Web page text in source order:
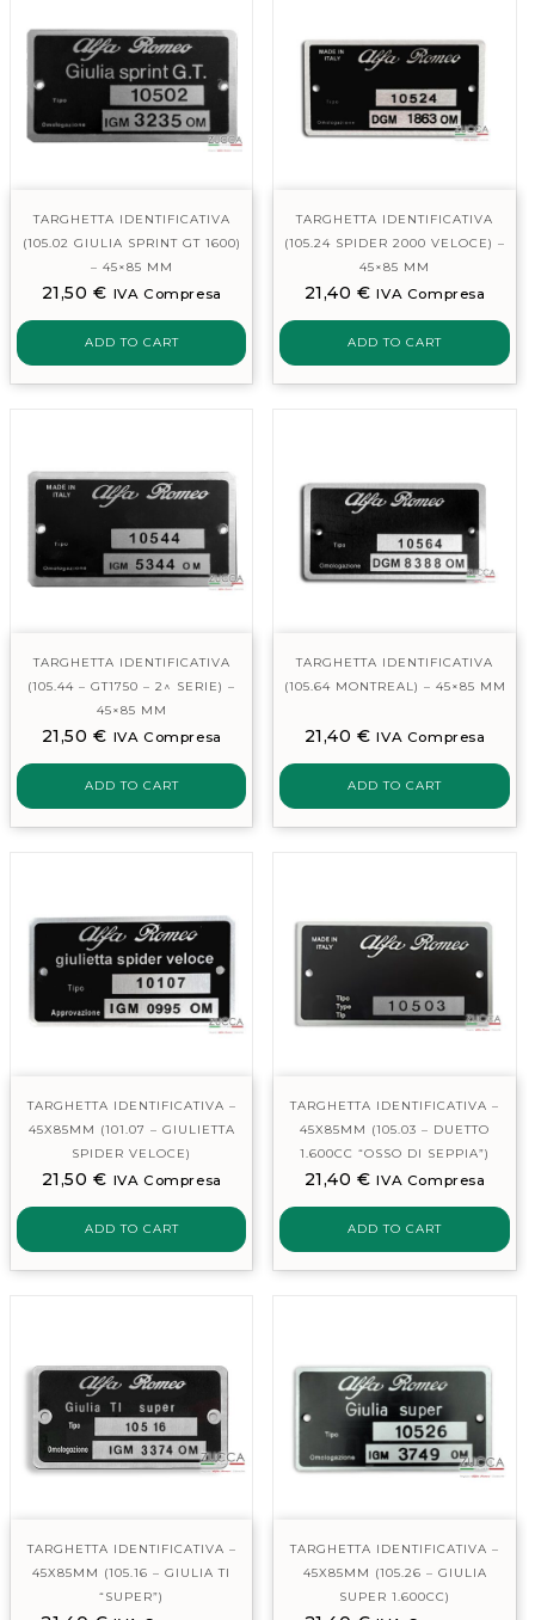
TARGHETTA IDENTIFICATIVA
(105.02 GIULIA SPRINT GT 1600)
– 45×85 MM
21,50€ IVA Compresa
ADD TO CART
TARGHETTA IDENTIFICATIVA
(105.24 SPIDER 2000 VELOCE) –
45×85 MM
21,40€ IVA Compresa
ADD TO CART
TARGHETTA IDENTIFICATIVA
(105.44 – GT1750 – 2^ SERIE) –
45×85 MM
21,50€ IVA Compresa
ADD TO CART
TARGHETTA IDENTIFICATIVA
(105.64 MONTREAL) – 45×85 MM
21,40€ IVA Compresa
ADD TO CART
TARGHETTA IDENTIFICATIVA –
45X85MM (101.07 – GIULIETTA
SPIDER VELOCE)
21,50€ IVA Compresa
ADD TO CART
TARGHETTA IDENTIFICATIVA –
45X85MM (105.03 – DUETTO
1.600CC “OSSO DI SEPPIA”)
21,40€ IVA Compresa
ADD TO CART
TARGHETTA IDENTIFICATIVA –
45X85MM (105.16 – GIULIA TI
“SUPER”)
TARGHETTA IDENTIFICATIVA –
45X85MM (105.26 – GIULIA
SUPER 1.600CC)